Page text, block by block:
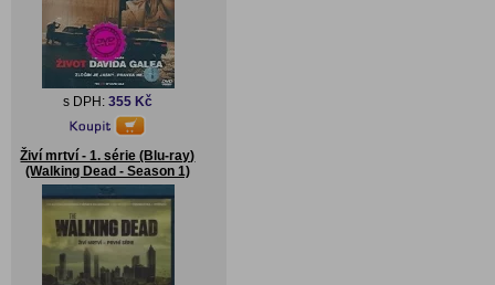
s DPH: 355 Kč
Živí mrtví - 1. série (Blu-ray)
(Walking Dead - Season 1)